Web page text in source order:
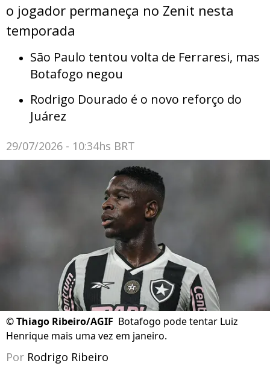
o jogador permaneça no Zenit nesta
temporada
São Paulo tentou volta de Ferraresi, mas
Botafogo negou
Rodrigo Dourado é o novo reforço do
Juárez
29/07/2026 - 10:34hs BRT
©Thiago Ribeiro/AGIF Botafogo pode tentar Luiz
Henrique mais uma vez em janeiro.
Por Rodrigo Ribeiro